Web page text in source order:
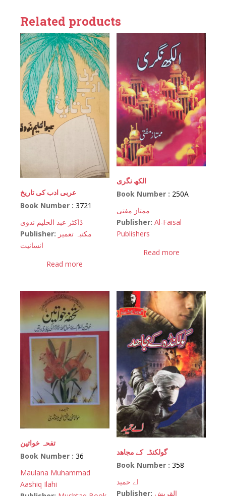
Related products
عربی ادب کی تاریخ
Book Number : 3721
ڈاکٹر عبد الحلیم ندوی
Publisher: مکتبہ تعمیر
انسانیت
Read more
الکھ نگری
Book Number : 250A
ممتاز مفتی
Publisher: Al-Faisal
Publishers
Read more
تفحہ خواتین
Book Number : 36
Maulana Muhammad
Aashiq Ilahi
گولکنڈہ کے مجاھد
Book Number :358
اے حمید
Publisher: القریش